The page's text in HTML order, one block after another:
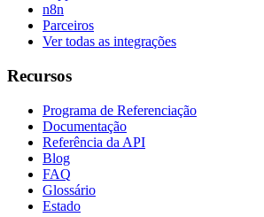
n8n
Parceiros
Ver todas as integrações
Recursos
Programa de Referenciação
Documentação
Referência da API
Blog
FAQ
Glossário
Estado